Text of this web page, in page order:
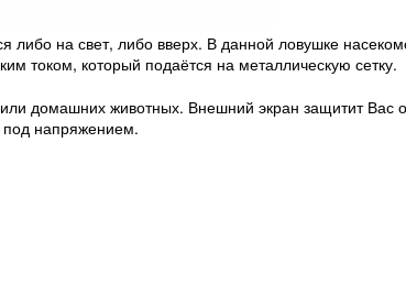
либо на свет, либо вверх. В данной ловушке
током, который подаётся на металлическую сетку.
домашних животных. Внешний экран защитит Вас
под напряжением.